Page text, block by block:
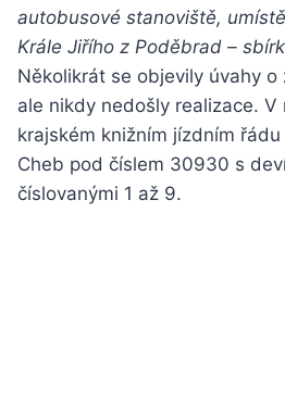
autobusové stanoviště,
Krále Jiřího z Poděbrad –
Několikrát se objevily úvahy
ale nikdy nedošly realizace. V
krajském knižním jízdním
Cheb pod číslem 30930 s
číslovanými 1 až 9.